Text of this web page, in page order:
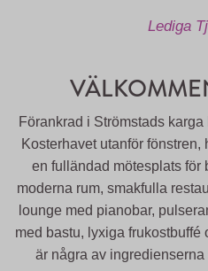
Lediga
Förankrad i Strömstads
Kosterhavet utanför
en fulländad mötesplats för
moderna rum, smakfulla
lounge med pianobar,
med bastu, lyxiga frukostbuffé
är några av